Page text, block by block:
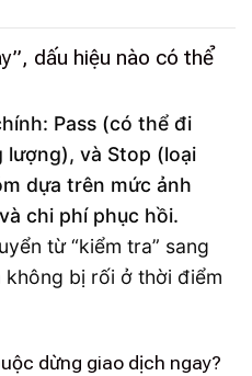
dấu hiệu nào có thể
Pass (có thể đi
và Stop (loại
dựa trên mức ảnh
chi phí phục hồi.
từ “kiểm tra” sang
không bị rối ở thời điểm
dừng giao dịch ngay?